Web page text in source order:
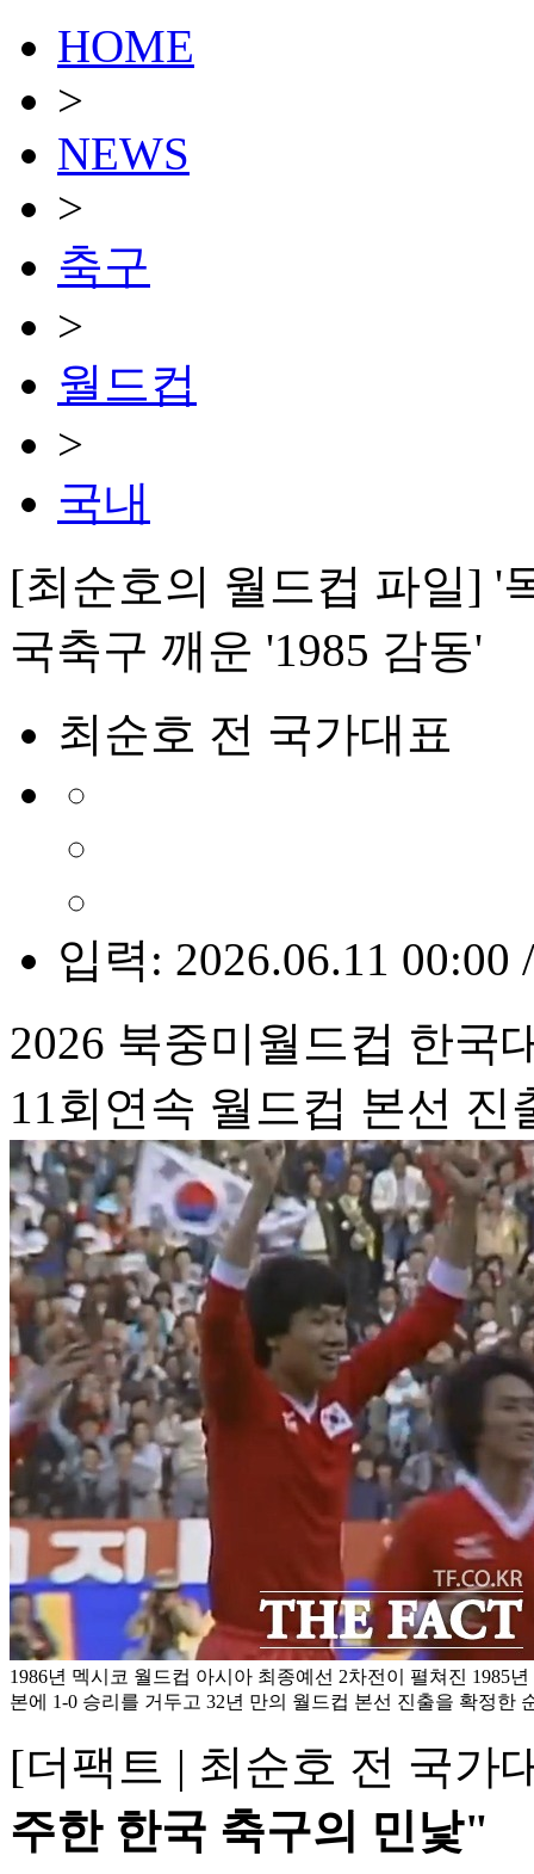
HOME
>
NEWS
>
축구
>
월드컵
>
국내
[최순호의 월드컵 파일] '
국축구 깨운 '1985 감동'
최순호 전 국가대표
입력: 2026.06.11 00:00
2026 북중미월드컵 한국
11회연속 월드컵 본선 진
1986년 멕시코 월드컵 아시아 최종예선 2차전이 펼쳐진 1985
본에 1-0 승리를 거두고 32년 만의 월드컵 본선 진출을 확정한
[더팩트 | 최순호 전 국가
주한 한국 축구의 민낯"